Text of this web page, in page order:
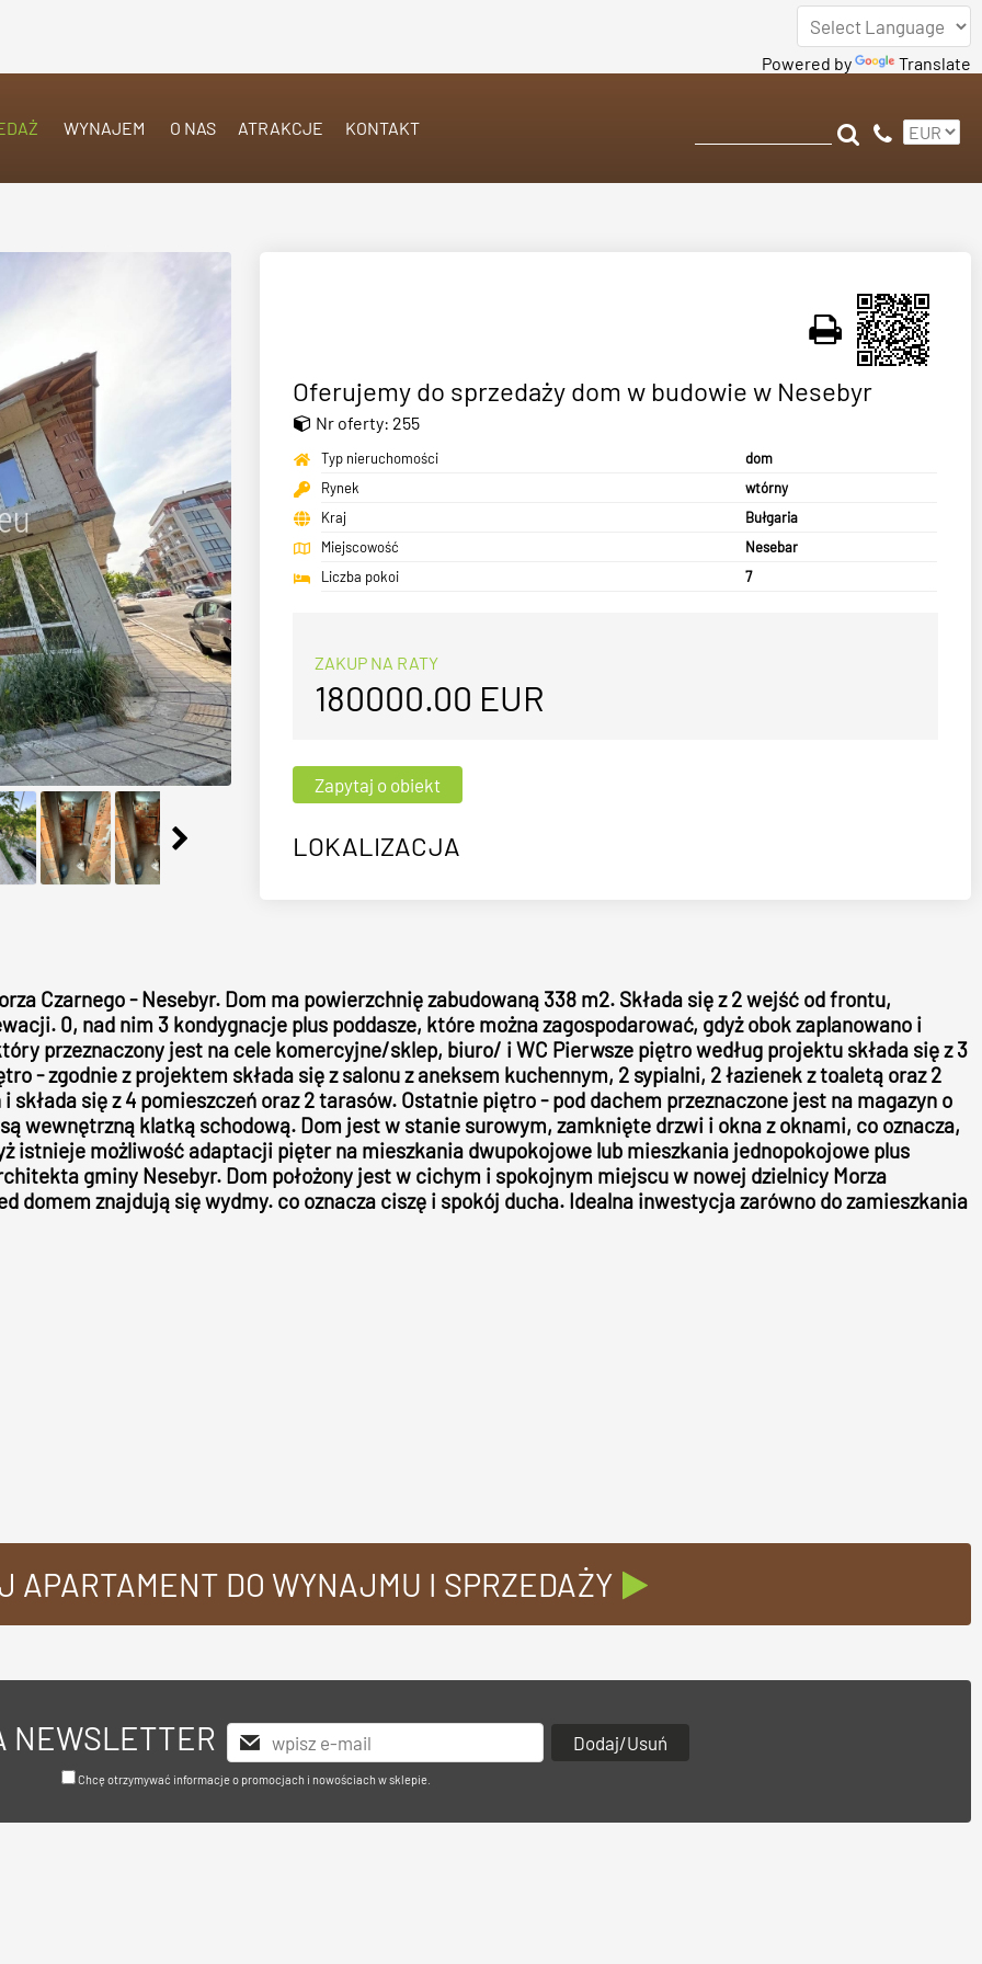
Powered by Translate
WYNAJEM O NAS ATRAKCJE KONTAKT
Oferujemy do sprzedaży dom w budowie w Nesebyr
Nr oferty: 255
Typ nieruchomości
dom
Rynek
wtórny
Kraj
Bułgaria
Miejscowość
Nesebar
Liczba pokoi
7
ZAKUP NA RATY
180000.00 EUR
LOKALIZACJA
Czarnego - Nesebyr. Dom ma powierzchnię zabudowaną 338 m2. Składa się z 2 wejść od frontu,
0, nad nim 3 kondygnacje plus poddasze, które można zagospodarować, gdyż obok zaplanowano i
przeznaczony jest na cele komercyjne/sklep, biuro/ i WC Pierwsze piętro według projektu składa się z 3
- zgodnie z projektem składa się z salonu z aneksem kuchennym, 2 sypialni, 2 łazienek z toaletą oraz 2
się z 4 pomieszczeń oraz 2 tarasów. Ostatnie piętro - pod dachem przeznaczone jest na magazyn o
wewnętrzną klatką schodową. Dom jest w stanie surowym, zamknięte drzwi i okna z oknami, co oznacza,
istnieje możliwość adaptacji pięter na mieszkania dwupokojowe lub mieszkania jednopokojowe plus
gminy Nesebyr. Dom położony jest w cichym i spokojnym miejscu w nowej dzielnicy Morza
domem znajdują się wydmy. co oznacza ciszę i spokój ducha. Idealna inwestycja zarówno do zamieszkania
APARTAMENT DO WYNAJMU I SPRZEDAŻY
NEWSLETTER
Chcę otrzymywać informacje o promocjach i nowościach w sklepie.